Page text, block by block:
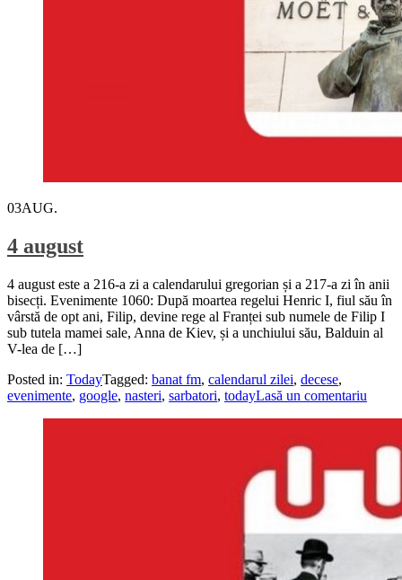
03AUG.
4 august
4 august este a 216-a zi a calendarului gregorian și a 217-a zi în anii
bisecți. Evenimente 1060: După moartea regelui Henric I, fiul său în
vârstă de opt ani, Filip, devine rege al Franței sub numele de Filip I
sub tutela mamei sale, Anna de Kiev, și a unchiului său, Balduin al
V-lea de […]
Posted in: TodayTagged: banat fm, calendarul zilei, decese,
evenimente, google, nasteri, sarbatori, todayLasă un comentariu